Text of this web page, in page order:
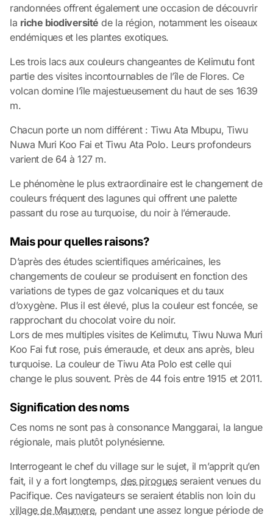
randonnées offrent également une occasion de découvrir
la riche biodiversité de la région, notamment les oiseaux
endémiques et les plantes exotiques.
Les trois lacs aux couleurs changeantes de Kelimutu font
partie des visites incontournables de l’île de Flores. Ce
volcan domine l’île majestueusement du haut de ses 1639
m.
Chacun porte un nom différent : Tiwu Ata Mbupu, Tiwu
Nuwa Muri Koo Fai et Tiwu Ata Polo. Leurs profondeurs
varient de 64 à 127 m.
Le phénomène le plus extraordinaire est le changement de
couleurs fréquent des lagunes qui offrent une palette
passant du rose au turquoise, du noir à l’émeraude.
Mais pour quelles raisons?
D’après des études scientifiques américaines, les
changements de couleur se produisent en fonction des
variations de types de gaz volcaniques et du taux
d’oxygène. Plus il est élevé, plus la couleur est foncée, se
rapprochant du chocolat voire du noir.
Lors de mes multiples visites de Kelimutu, Tiwu Nuwa Muri
Koo Fai fut rose, puis émeraude, et deux ans après, bleu
turquoise. La couleur de Tiwu Ata Polo est celle qui
change le plus souvent. Près de 44 fois entre 1915 et 2011.
Signification des noms
Ces noms ne sont pas à consonance Manggarai, la langue
régionale, mais plutôt polynésienne.
Interrogeant le chef du village sur le sujet, il m’apprit qu’en
fait, il y a fort longtemps,des piroguesseraient venues du
Pacifique. Ces navigateurs se seraient établis non loin du
village de Maumere, pendant une assez longue période de